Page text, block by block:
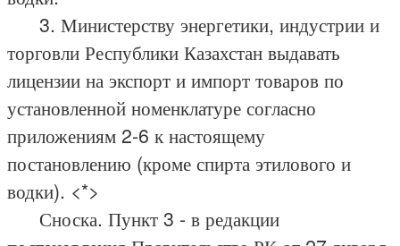
3. Министерству энергетики, индустрии и
торговли Республики Казахстан выдавать
лицензии на экспорт и импорт товаров по
установленной номенклатуре согласно
приложениям 2-6 к настоящему
постановлению (кроме спирта этилового и
водки). <*>
Сноска. Пункт 3 - в редакции